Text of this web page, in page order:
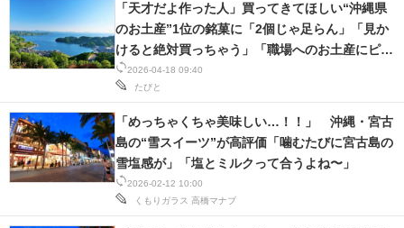
2026-04-18 09:40
たびと
「天才だよ作った人」買ってきてほしい“沖縄県
のお土産”1位の銘菓に「2個じゃ足らん」「見か
けると絶対買っちゃう」「職場へのお土産にピッ
タリ」の声
2026-02-12 10:00
くもりガラス 高橋マナブ
「めっちゃくちゃ美味しい…！！」 沖縄・宮古
島の“雪スイーツ”が高評価「噛むたびに宮古島の
雪塩感が」「塩とミルクって合うよね〜」